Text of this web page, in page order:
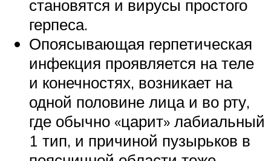
становятся и вирусы простого
герпеса.
Опоясывающая герпетическая
инфекция проявляется на теле
и конечностях, возникает на
одной половине лица и во рту,
где обычно «царит» лабиальный
1 тип, и причиной пузырьков в